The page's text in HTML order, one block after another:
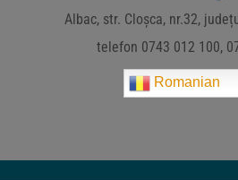
Albac, str. Cloșca, nr.32,
telefon 0743 012 100,
Romanian